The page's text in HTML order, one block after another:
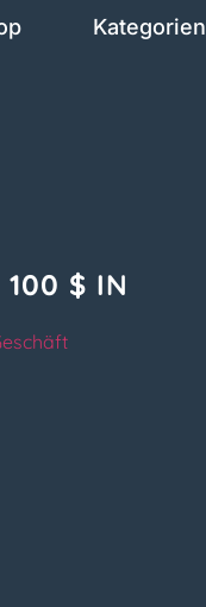
Kategorien
100 $ IN